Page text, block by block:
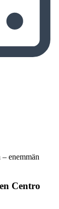
enemmän
Centro